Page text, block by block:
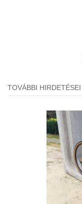
TOVÁBBI HIRDETÉSEI